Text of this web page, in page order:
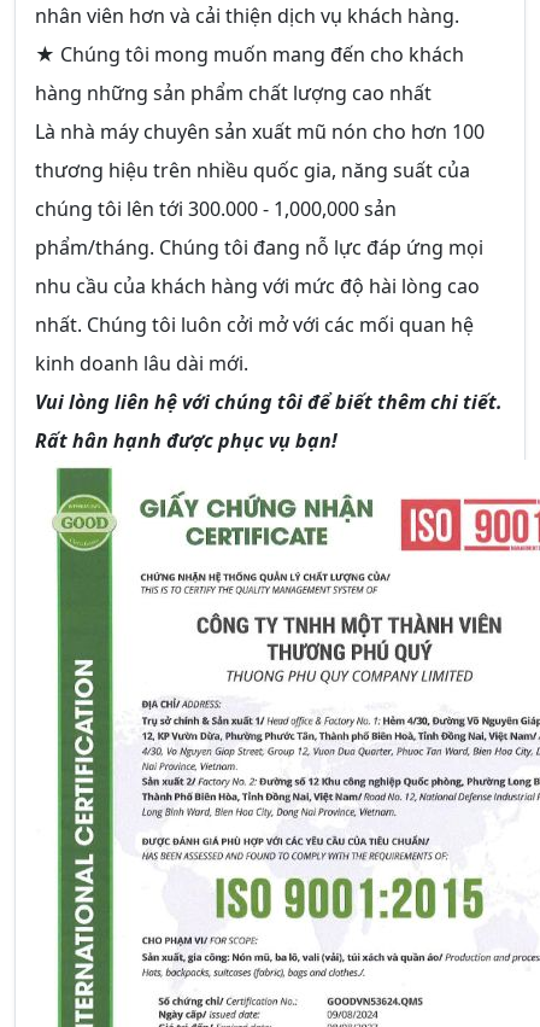
nhân viên hơn và cải thiện dịch vụ khách hàng.
★ Chúng tôi mong muốn mang đến cho khách
hàng những sản phẩm chất lượng cao nhất
Là nhà máy chuyên sản xuất mũ nón cho hơn 100
thương hiệu trên nhiều quốc gia, năng suất của
chúng tôi lên tới 300.000 - 1,000,000 sản
phẩm/tháng. Chúng tôi đang nỗ lực đáp ứng mọi
nhu cầu của khách hàng với mức độ hài lòng cao
nhất. Chúng tôi luôn cởi mở với các mối quan hệ
kinh doanh lâu dài mới.
Vui lòng liên hệ với chúng tôi để biết thêm chi tiết.
Rất hân hạnh được phục vụ bạn!